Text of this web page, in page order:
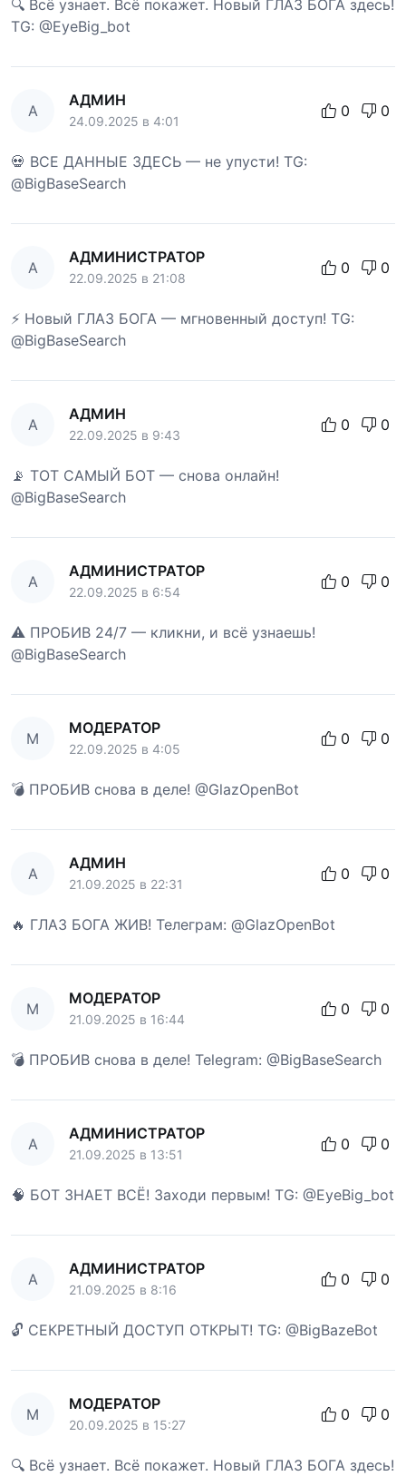
🔍 Всё узнает. Всё покажет. Новый ГЛАЗ БОГА здесь!
TG: @EyeBig_bot
А
АДМИН
24.09.2025 в 4:01
0 0
💀 ВСЕ ДАННЫЕ ЗДЕСЬ — не упусти! TG:
@BigBaseSearch
А
АДМИНИСТРАТОР
22.09.2025 в 21:08
0 0
⚡ Новый ГЛАЗ БОГА — мгновенный доступ! TG:
@BigBaseSearch
А
АДМИН
22.09.2025 в 9:43
0 0
📡 ТОТ САМЫЙ БОТ — снова онлайн!
@BigBaseSearch
А
АДМИНИСТРАТОР
22.09.2025 в 6:54
0 0
⚠️ ПРОБИВ 24/7 — кликни, и всё узнаешь!
@BigBaseSearch
М
МОДЕРАТОР
22.09.2025 в 4:05
0 0
💣 ПРОБИВ снова в деле! @GlazOpenBot
А
АДМИН
21.09.2025 в 22:31
0 0
🔥 ГЛАЗ БОГА ЖИВ! Телеграм: @GlazOpenBot
М
МОДЕРАТОР
21.09.2025 в 16:44
0 0
💣 ПРОБИВ снова в деле! Telegram: @BigBaseSearch
А
АДМИНИСТРАТОР
21.09.2025 в 13:51
0 0
🧠 БОТ ЗНАЕТ ВСЁ! Заходи первым! TG: @EyeBig_bot
А
АДМИНИСТРАТОР
21.09.2025 в 8:16
0 0
🔓 СЕКРЕТНЫЙ ДОСТУП ОТКРЫТ! TG: @BigBazeBot
М
МОДЕРАТОР
20.09.2025 в 15:27
0 0
🔍 Всё узнает. Всё покажет. Новый ГЛАЗ БОГА здесь!